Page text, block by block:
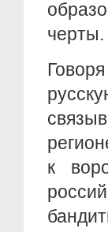
черты.
к